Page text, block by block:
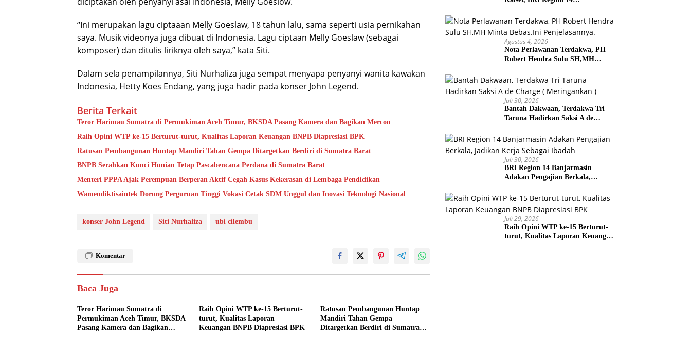
“Ini merupakan lagu ciptaaan Melly Goeslaw, 18 tahun lalu, sama seperti usia pernikahan
saya. Musik videonya juga dibuat di Indonesia. Lagu ciptaan Melly Goeslaw (sebagai
komposer) dan ditulis liriknya oleh saya,” kata Siti.
Dalam sela penampilannya, Siti Nurhaliza juga sempat menyapa penyanyi wanita kawakan
Indonesia, Hetty Koes Endang, yang juga hadir pada konser John Legend.
Berita Terkait
Teror Harimau Sumatra di Permukiman Aceh Timur, BKSDA Pasang Kamera dan Bagikan Mercon
Raih Opini WTP ke-15 Berturut-turut, Kualitas Laporan Keuangan BNPB Diapresiasi BPK
Ratusan Pembangunan Huntap Mandiri Tahan Gempa Ditargetkan Berdiri di Sumatra Barat
BNPB Serahkan Kunci Hunian Tetap Pascabencana Perdana di Sumatra Barat
Menteri PPPA Ajak Perempuan Berperan Aktif Cegah Kasus Kekerasan di Lembaga Pendidikan
Wamendiktisaintek Dorong Perguruan Tinggi Vokasi Cetak SDM Unggul dan Inovasi Teknologi Nasional
konser John Legend Siti Nurhaliza ubi cilembu
Komentar
Baca Juga
Teror Harimau Sumatra di
Permukiman Aceh Timur, BKSDA
Pasang Kamera dan Bagikan
Raih Opini WTP ke-15 Berturut-
turut, Kualitas Laporan
Keuangan BNPB Diapresiasi BPK
Ratusan Pembangunan Huntap
Mandiri Tahan Gempa
Ditargetkan Berdiri di Sumatra
Interaktif
Agustus 4, 2026
Nota Perlawanan Terdakwa, PH
Robert Hendra Sulu SH,MH
Juli 30, 2026
Bantah Dakwaan, Terdakwa Tri
Taruna Hadirkan Saksi A de
Juli 30, 2026
BRI Region 14 Banjarmasin
Adakan Pengajian Berkala,
Juli 29, 2026
Raih Opini WTP ke-15 Berturut-
turut, Kualitas Laporan Keuangan